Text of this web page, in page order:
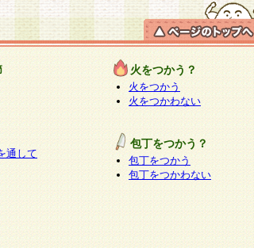
通して
火をつかう？
火をつかう
火をつかわない
包丁をつかう？
包丁をつかう
包丁をつかわない